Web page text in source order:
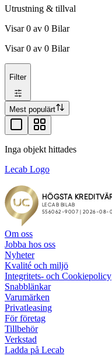
Utrustning & tillval
Visar0 av 0 Bilar
Visar0 av 0 Bilar
Filter
Mest populärt
Inga objekt hittades
Lecab Logo
Om oss
Jobba hos oss
Nyheter
Kvalité och miljö
Integritets- och Cookiepolicy
Snabblänkar
Varumärken
Privatleasing
För företag
Tillbehör
Verkstad
Ladda på Lecab